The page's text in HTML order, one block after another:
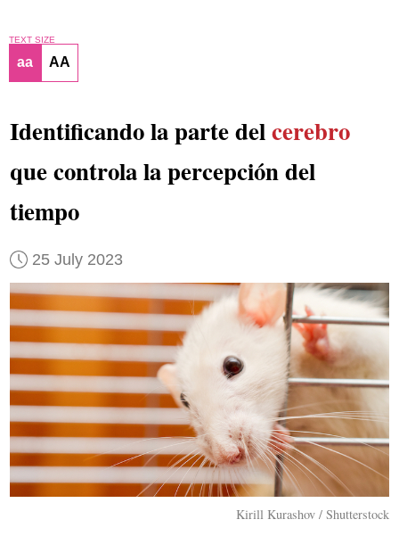
TEXT SIZE
aa AA
Identificando la parte delcerebro
que controla la percepción del
tiempo
25 July 2023
Kirill Kurashov / Shutterstock